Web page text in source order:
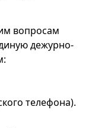
вопросам
дежурно-
телефона).